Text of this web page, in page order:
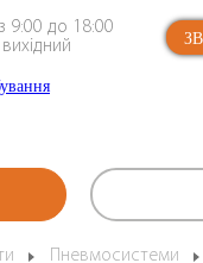
9:00 до 18:00
Пневмосистеми